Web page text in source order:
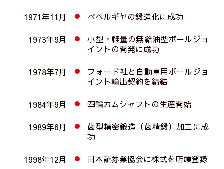
1971年11月 べベルギヤの鍛造化に成功
1973年9月
小型・軽量の無給油型ボールジョ
イントの開発に成功
1978年7月
フォード社と自動車用ボールジョ
イント輸出契約を締結
1984年9月 四輪カムシャフトの生産開始
1989年6月
歯型精密鍛造（歯精鍛）加工に成
功
1998年12月 日本証券業協会に株式を店頭登録